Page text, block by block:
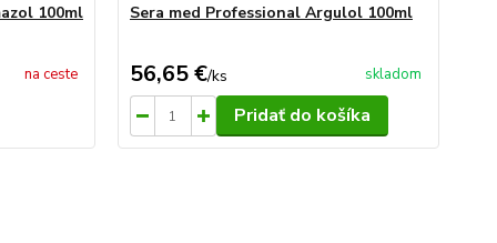
100ml
na ceste
Sera med Professional Argulol 100ml
56,65 €/ks skladom
Pridať do košíka